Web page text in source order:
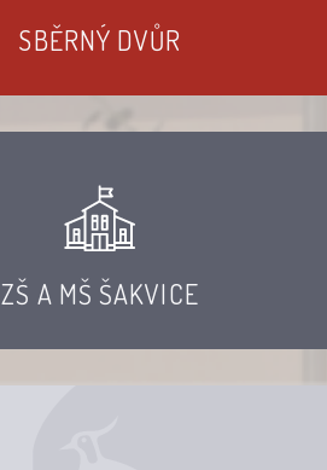
SBĚRNÝ DVŮR
ZŠ A MŠ ŠAKVICE